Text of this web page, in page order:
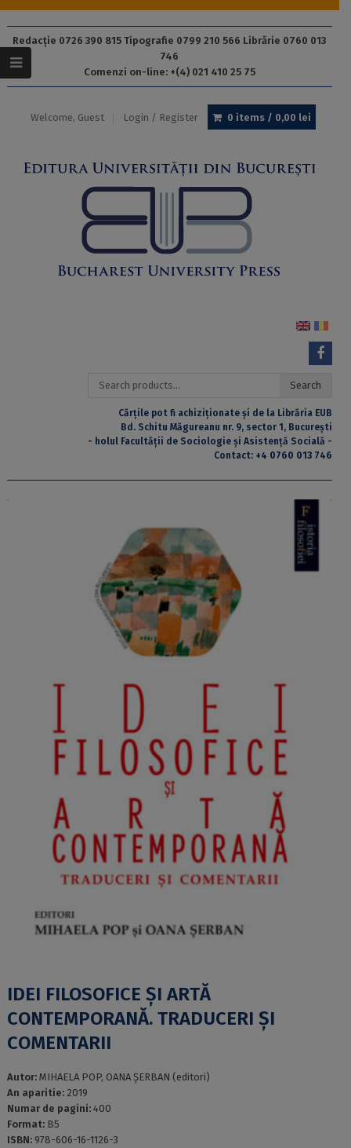
Redacție 0726 390 815 Tipografie 0799 210 566 Librărie 0760 013
746
Comenzi on-line: +(4) 021 410 25 75
Welcome, Guest Login / Register 0 items / 0,00 lei
Search
Search
Cărțile pot fi achiziționate și de la Librăria EUB
Bd. Schitu Măgureanu nr. 9, sector 1, București
- holul Facultății de Sociologie și Asistență Socială -
Contact: +4 0760 013 746
IDEI FILOSOFICE ȘI ARTĂ
CONTEMPORANĂ. TRADUCERI ȘI
COMENTARII
Autor: MIHAELA POP, OANA ȘERBAN (editori)
An aparitie: 2019
Numar de pagini: 400
Format: B5
ISBN: 978-606-16-1126-3